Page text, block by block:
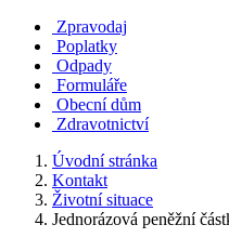
Zpravodaj
Poplatky
Odpady
Formuláře
Obecní dům
Zdravotnictví
Úvodní stránka
Kontakt
Životní situace
Jednorázová peněžní